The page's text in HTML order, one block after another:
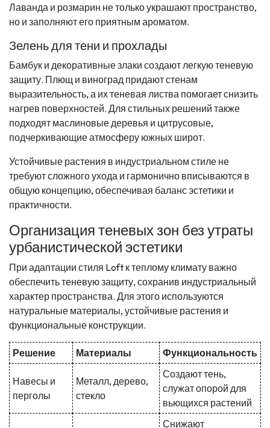
Лаванда и розмарин не только украшают пространство,
но и заполняют его приятным ароматом.
Зелень для тени и прохлады
Бамбук и декоративные злаки создают легкую теневую
защиту. Плющ и виноград придают стенам
выразительность, а их теневая листва помогает снизить
нагрев поверхностей. Для стильных решений также
подходят маслиновые деревья и цитрусовые,
подчеркивающие атмосферу южных широт.
Устойчивые растения в индустриальном стиле не
требуют сложного ухода и гармонично вписываются в
общую концепцию, обеспечивая баланс эстетики и
практичности.
Организация теневых зон без утраты
урбанистической эстетики
При адаптации стиля Loft к теплому климату важно
обеспечить теневую защиту, сохранив индустриальный
характер пространства. Для этого используются
натуральные материалы, устойчивые растения и
функциональные конструкции.
Решение Материалы Функциональность
Навесы и
перголы
Металл, дерево,
стекло
Создают тень,
служат опорой для
вьющихся растений
Снижают